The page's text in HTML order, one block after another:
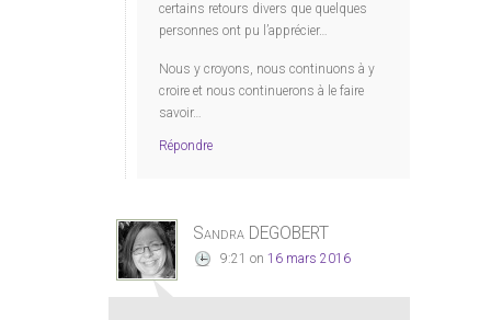
certains retours divers que quelques
personnes ont pu l’apprécier…
Nous y croyons, nous continuons à y
croire et nous continuerons à le faire
savoir…
Répondre
Sandra DEGOBERT
9:21 on 16 mars 2016